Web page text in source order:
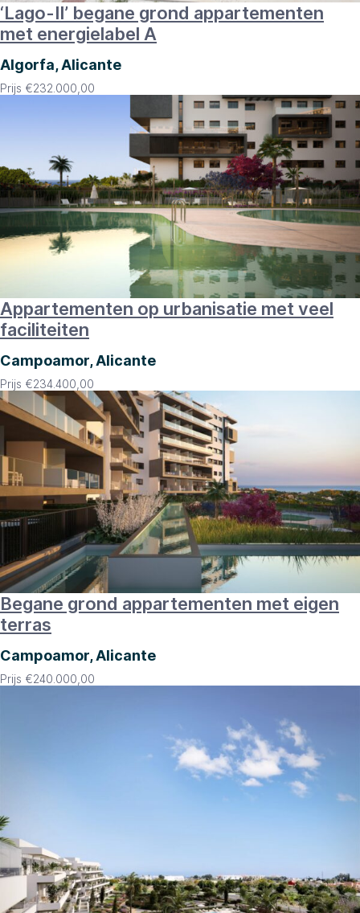
‘Lago-II’ begane grond appartementen
met energielabel A
Algorfa, Alicante
Prijs €232.000,00
Appartementen op urbanisatie met veel
faciliteiten
Campoamor, Alicante
Prijs €234.400,00
Begane grond appartementen met eigen
terras
Campoamor, Alicante
Prijs €240.000,00